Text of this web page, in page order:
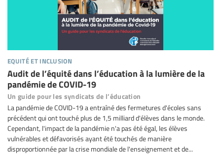
equité et inclusion
Audit de l’équité dans l’éducation à la lumière de la
pandémie de COVID-19
Un guide pour les syndicats de l’éducation
La pandémie de COVID-19 a entraîné des fermetures d'écoles sans
précédent qui ont touché plus de 1,5 milliard d'élèves dans le monde.
Cependant, l'impact de la pandémie n'a pas été égal, les élèves
vulnérables et défavorisés ayant été touchés de manière
disproportionnée par la crise mondiale de l'enseignement et de...